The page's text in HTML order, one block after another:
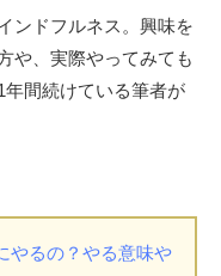
ンドフルネス。興味を
や、実際やってみても
間続けている筆者が
やるの？やる意味や